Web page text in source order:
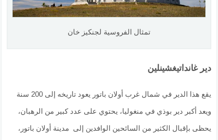
تمثال الفروسية لجنكيز خان
دير غانداتيغشينلين
يقع هذا الدير في شمال غرب أولان باتور يعود تاريخه إلى 200 سنة
ويعد أكبر دير بوذي في منغوليا، يحتوي على عدد كبير من الرهبان،
يحظى بإقبال الكثير من السائحين الوافدين إلى مدينة أولان باتور،